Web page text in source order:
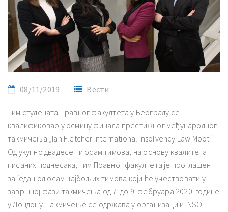
08/11/2019 Вести
Тим студената Правног факултета у Београду се
квалификовао у осмину финала престижног међународног
такмичења „Ian Fletcher International Insolvency Law Moot“.
Од укупно двадесет и осам тимова, на основу квалитета
писаних поднесака, тим Правног факултета је проглашен
за један од осам најбољих тимова који ће учествовати у
завршној фази такмичења од 7. до 9. фебруара 2020. године
у Лондону. Такмичење се одржава у организацији INSOL